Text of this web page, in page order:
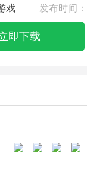
戏 发布时间：
即下载